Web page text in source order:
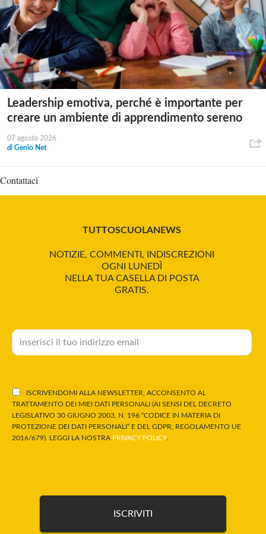
Leadership emotiva, perché è importante per
creare un ambiente di apprendimento sereno
07 agosto 2026
di Genio Net
Contattaci
TUTTOSCUOLANEWS
NOTIZIE, COMMENTI, INDISCREZIONI
OGNI LUNEDÌ
NELLA TUA CASELLA DI POSTA
GRATIS.
ISCRIVENDOMI ALLA NEWSLETTER, ACCONSENTO AL
TRATTAMENTO DEI MIEI DATI PERSONALI (AI SENSI DEL DECRETO
LEGISLATIVO 30 GIUGNO 2003, N. 196 “CODICE IN MATERIA DI
PROTEZIONE DEI DATI PERSONALI” E DEL GDPR, REGOLAMENTO UE
2016/679). LEGGI LA NOSTRA PRIVACY POLICY.